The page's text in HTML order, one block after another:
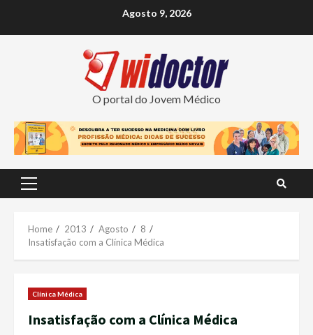
Agosto 9, 2026
O portal do Jovem Médico
Primary
Home 2013 Agosto
8
Insatisfação com a Clínica Médica
Clínica Médica
Insatisfação com a Clínica Médica